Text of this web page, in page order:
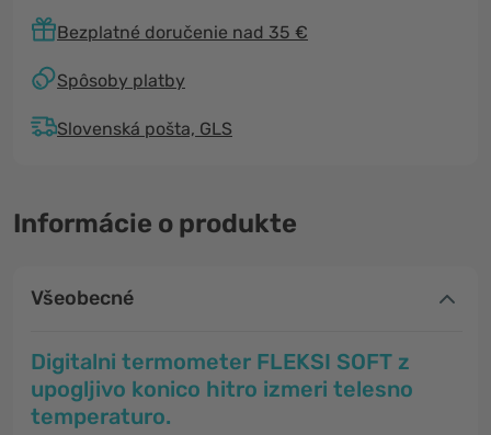
Bezplatné doručenie nad 35 €
Spôsoby platby
Slovenská pošta, GLS
Informácie o produkte
Všeobecné
Digitalni termometer FLEKSI SOFT z
upogljivo konico hitro izmeri telesno
temperaturo.